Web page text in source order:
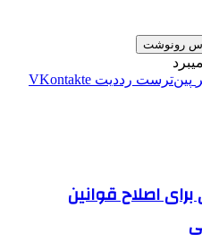
رونوشت
‫پین‌ترست ‫رددیت ‫VKontakte
اصلاح قوانین